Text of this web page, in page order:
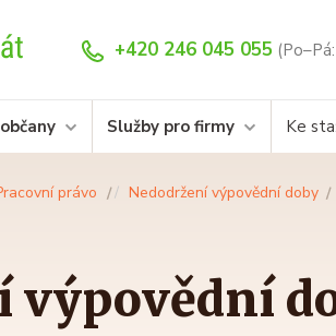
+420 246 045 055
Služby pro firmy Ke
právo Nedodržení výpovědní doby
výpovědní